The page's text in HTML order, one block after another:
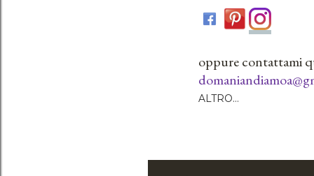
oppure contattami
ALTRO…